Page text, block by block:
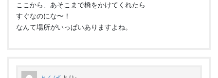
ここから、あそこまで橋をかけてくれたら
すぐなのにな〜！
なんて場所がいっぱいありますよね。